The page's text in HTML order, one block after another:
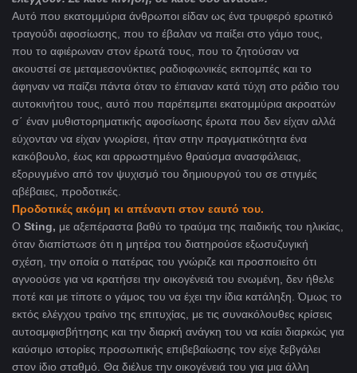
Αυτό που εκατομμύρια άνθρωποι είδαν ως ένα τρυφερό ερωτικό
τραγούδι αφοσίωσης, που το έβαλαν να παίξει στο γάμο τους,
που το αφιέρωναν στον έρωτά τους, που το ζητούσαν να
ακουστεί σε μεταμεσονύκτιες ραδιοφωνικές εκπομπές και το
άφηναν να παίζει πάντα όταν το έπιαναν κατά τύχη στο ράδιο του
αυτοκινήτου τους, αυτό που παρέπεμπει εκατομμύρια ακροατών
σ΄ έναν μυθιστορηματικής αφοσίωσης έρωτα που δεν είχαν αλλά
εύχονταν να είχαν γνωρίσει, ήταν στην πραγματικότητα ένα
κακόβουλο, έως και αρρωστημένο θραύσμα ανασφάλειας,
εξορυγμένο από τον ψυχισμό του δημιουργού του σε στιγμές
αβέβαιες, προδοτικές.
Προδοτικές ακόμη κι απέναντι στον εαυτό του.
Ο Sting, με αξεπέραστα βαθύ το τραύμα της παιδικής του ηλικίας,
όταν διαπίστωσε ότι η μητέρα του διατηρούσε εξωσυζυγική
σχέση, την οποία ο πατέρας του γνώριζε και προσποιείτο ότι
αγνοούσε για να κρατήσει την οικογένειά του ενωμένη, δεν ήθελε
ποτέ και με τίποτε ο γάμος του να έχει την ίδια κατάληξη. Όμως το
εκτός ελέγχου τραίνο της επιτυχίας, με τις συνακόλουθες κρίσεις
αυτοαμφισβήτησης και την διαρκή ανάγκη του να καίει διαρκώς για
καύσιμο ιστορίες προσωπικής επιβεβαίωσης τον είχε ξεβγάλει
στον ίδιο σταθμό. Θα διέλυε την οικογένειά του για μια άλλη